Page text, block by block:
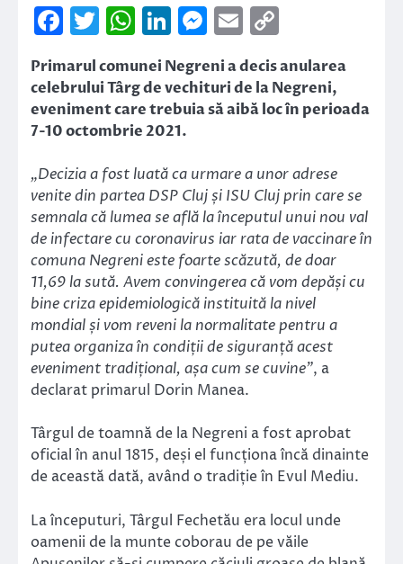
Facebook
Twitter
WhatsApp
LinkedIn
Messenger
Email
Link
Primarul comunei Negreni a decis anularea
celebrului Târg de vechituri de la Negreni,
eveniment care trebuia să aibă loc în perioada
7-10 octombrie 2021.
„Decizia a fost luată ca urmare a unor adrese
venite din partea DSP Cluj și ISU Cluj prin care se
semnala că lumea se află la începutul unui nou val
de infectare cu coronavirus iar rata de vaccinare în
comuna Negreni este foarte scăzută, de doar
11,69 la sută. Avem convingerea că vom depăși cu
bine criza epidemiologică instituită la nivel
mondial și vom reveni la normalitate pentru a
putea organiza în condiții de siguranță acest
eveniment tradițional, așa cum se cuvine”, a
declarat primarul Dorin Manea.
Târgul de toamnă de la Negreni a fost aprobat
oficial în anul 1815, deși el funcționa încă dinainte
de această dată, având o tradiție în Evul Mediu.
La începuturi, Târgul Fechetău era locul unde
oamenii de la munte coborau de pe văile